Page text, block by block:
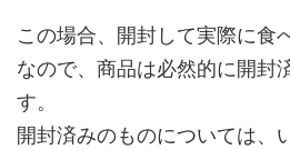
この場合、開封して実際に食
なので、商品は必然的に開封
す。
開封済みのものについては、